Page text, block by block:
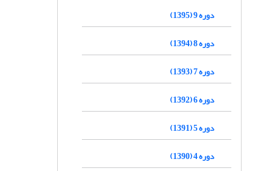
دوره 9 (1395)
دوره 8 (1394)
دوره 7 (1393)
دوره 6 (1392)
دوره 5 (1391)
دوره 4 (1390)